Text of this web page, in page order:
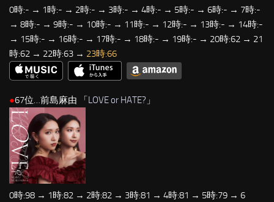
0時:- → 1時:- → 2時:- → 3時:- → 4時:- → 5時:- → 6時:- → 7時:-
→ 8時:- → 9時:- → 10時:- → 11時:- → 12時:- → 13時:- → 14時:-
→ 15時:- → 16時:- → 17時:- → 18時:- → 19時:- → 20時:62 → 21
時:62 → 22時:63 → 23時:66
●67位…前島麻由 「LOVE or HATE? 」
0時:98 → 1時:82 → 2時:82 → 3時:81 → 4時:81 → 5時:79 → 6